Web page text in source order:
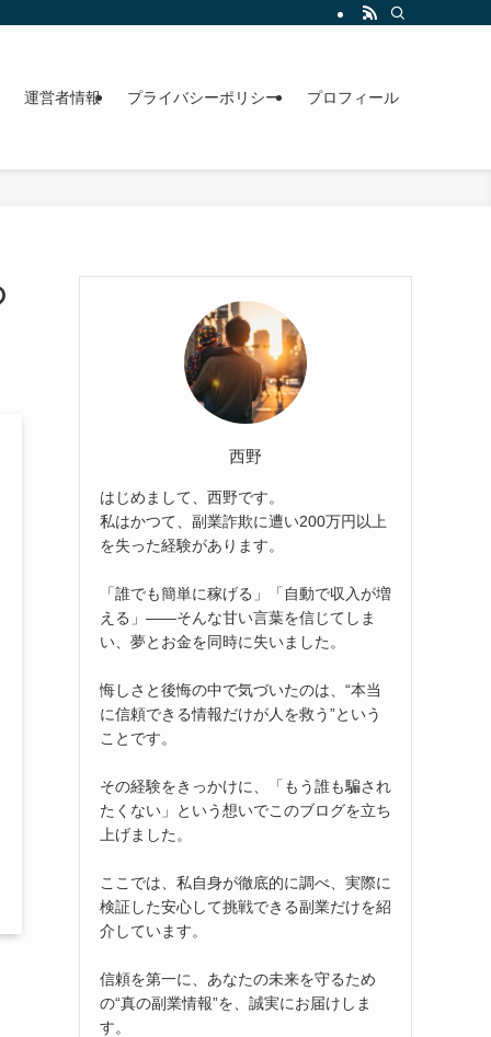
運営者情報 プライバシーポリシー プロフィール
西野
はじめまして、西野です。
私はかつて、副業詐欺に遭い200万円以上
を失った経験があります。
「誰でも簡単に稼げる」「自動で収入が増
える」――そんな甘い言葉を信じてしま
い、夢とお金を同時に失いました。
悔しさと後悔の中で気づいたのは、“本当
に信頼できる情報だけが人を救う”という
ことです。
その経験をきっかけに、「もう誰も騙され
たくない」という想いでこのブログを立ち
上げました。
ここでは、私自身が徹底的に調べ、実際に
検証した安心して挑戦できる副業だけを紹
介しています。
信頼を第一に、あなたの未来を守るため
の“真の副業情報”を、誠実にお届けしま
す。